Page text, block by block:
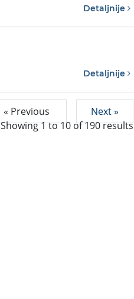
Detaljnije
Detaljnije
« Previous
Next »
Showing1to10 of190results